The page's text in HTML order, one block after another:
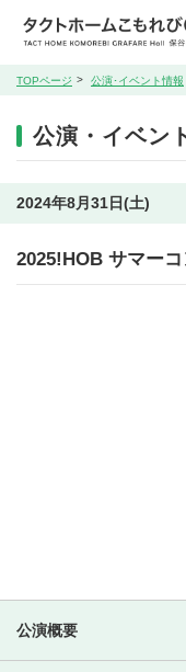
TOPページ 公演･イベント情報
公演・イベン
2024年8月31日(土)
2025!HOB サマーコ
公演概要